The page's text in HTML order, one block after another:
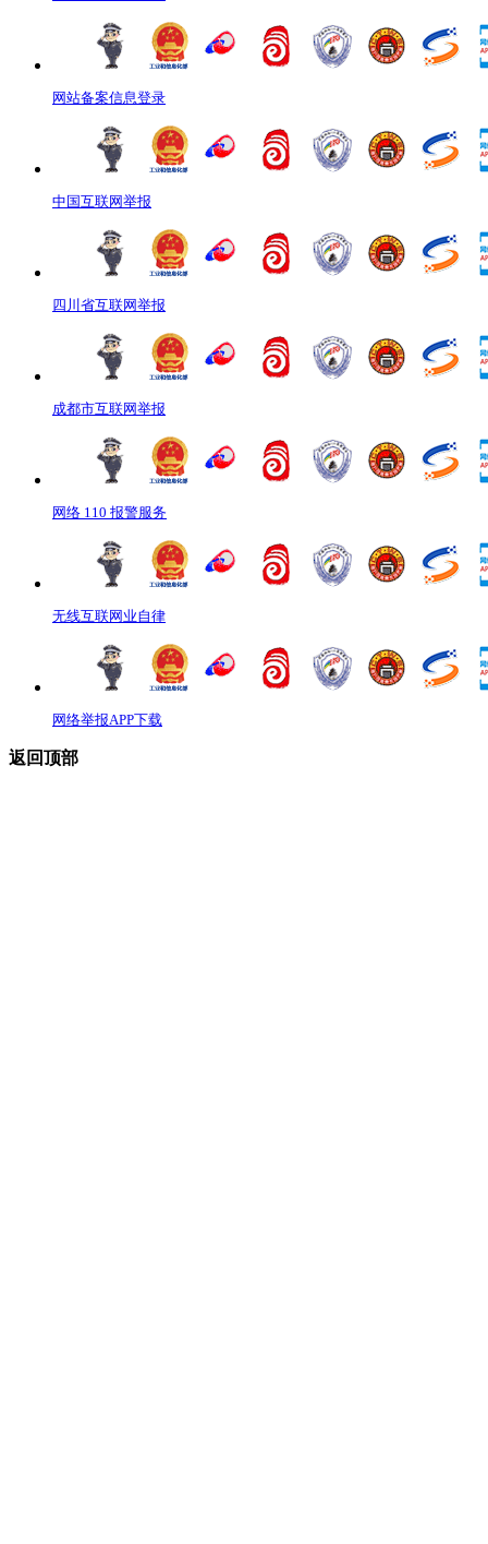
网站备案信息登录
中国互联网举报
四川省互联网举报
成都市互联网举报
网络 110 报警服务
无线互联网业自律
网络举报APP下载
返回顶部